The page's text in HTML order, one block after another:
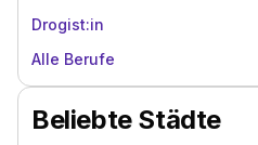
Drogist:in
Alle Berufe
Beliebte Städte